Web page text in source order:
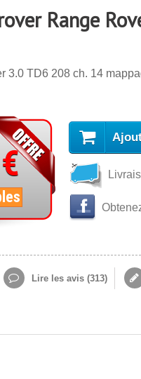
Range
3.0 TD6 208 ch. 14
Lire les avis (313)